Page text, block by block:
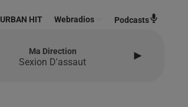
URBAN HIT Webradios Podcasts
Ma Direction
Sexion D'assaut